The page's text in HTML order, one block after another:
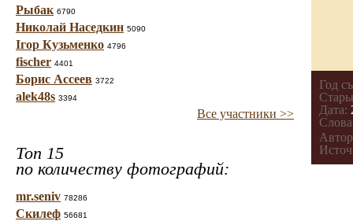
Рыбак 6790
Николай Наседкин 5090
Ігор Кузьменко 4796
fischer 4401
Борис Ассеев 3722
alek48s 3394
Все участники >>
Топ 15
по количеству фотографий:
mr.seniv 78286
Скилеф 56681
Год
Дата: